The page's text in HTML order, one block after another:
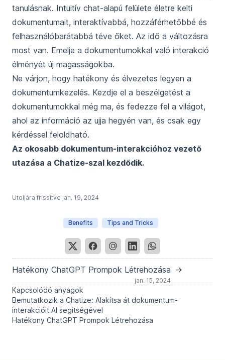
tanulásnak. Intuitív chat-alapú felülete életre kelti
dokumentumait, interaktívabbá, hozzáférhetőbbé és
felhasználóbarátabbá téve őket. Az idő a változásra
most van. Emelje a dokumentumokkal való interakció
élményét új magasságokba.
Ne várjon, hogy hatékony és élvezetes legyen a
dokumentumkezelés. Kezdje el a beszélgetést a
dokumentumokkal még ma, és fedezze fel a világot,
ahol az információ az ujja hegyén van, és csak egy
kérdéssel feloldható.
Az okosabb dokumentum-interakcióhoz vezető
utazása a Chatize-szal kezdődik.
Utoljára frissítve jan. 19, 2024
Benefits Tips and Tricks
Hatékony ChatGPT Prompok Létrehozása
jan. 15, 2024
→
Kapcsolódó anyagok
Bemutatkozik a Chatize: Alakítsa át dokumentum-
interakcióit AI segítségével
Hatékony ChatGPT Prompok Létrehozása